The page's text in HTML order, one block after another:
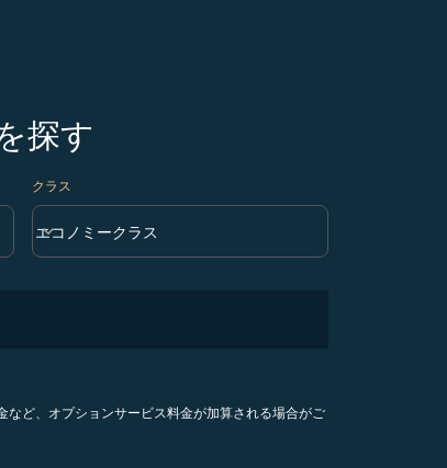
探す
クラス
クラス option エコノミークラス Selected
エコノミークラス
keyboard_arrow_down
ど、オプションサービス料金が加算される場合がご